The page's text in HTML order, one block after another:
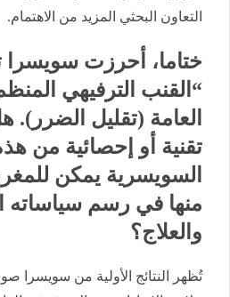
التعاون البحثي المزيد من الاهتمام.
ختاما، أحرزت سويسرا
“القنب الترفيهي
العامة (تقليل
تقنية أو إحصائية من
السويسرية يمكن
منها في رسم سياساته
والعلاج؟
تُظهر النتائج الأولية من سويسرا